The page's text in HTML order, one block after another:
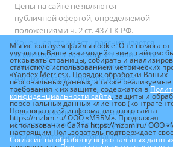
Цены на сайте не являются
публичной офертой, определяемой
положениями ч. 2 ст. 437 ГК РФ.
Конечная стоимость рассчитывается
индивидуально, исходя из количества
заказываемых товаров, их наличия на
наших складах, способа и места
доставки.
Политика конфиденциальности
Согласие на обработку персональных
Пользовательское соглашение
Мы используем файлы cookie. Они помогают
улучшить Ваше взаимодействие с сайтом:
открывать страницы, собирать и
статистку с использованием метрических
«Yandex.Metrics». Порядок обработки Ваших
персональных данных, а также реализуемые
требования к их защите, содержатся в
конфиденциальности сайта, защиты и
персональных данных клиентов
Пользователей информационного сайта
https://mzbm.ru/ ООО «МЗБМ». Продолжая
использование Сайта https://mzbm.ru/ ООО
настоящим Пользователь подтверждает свое
Согласие на обработку персональных